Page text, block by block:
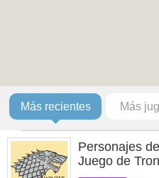
Más recientes Más
Personajes
Juego de